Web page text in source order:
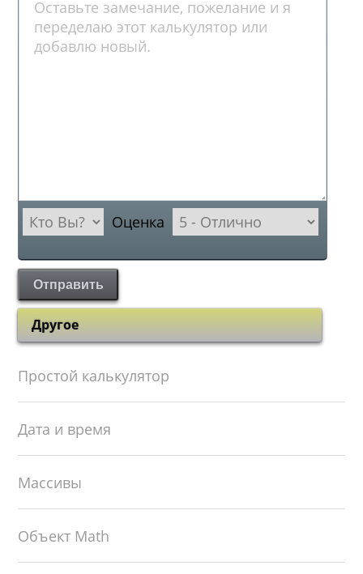
Оценка
Отправить
Другое
Простой калькулятор
Дата и время
Массивы
Объект Math